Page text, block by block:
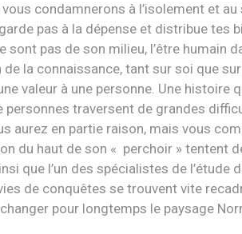
condamnerons à l’isolement et
pas à la dépense et distribue tes
sont pas de son milieu, l’être
la connaissance, tant sur soi que
valeur à une personne. Une histoire
personnes traversent de grandes
aurez en partie raison, mais vous
du haut de son « perchoir » tentent
que l’un des spécialistes de l’étude
de conquêtes se trouvent vite
pour longtemps le paysage